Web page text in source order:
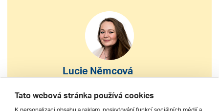
Lucie Němcová
S výběrem nebo nákupem
zájezdu vám pomohu
Tato webová stránka používá cookies